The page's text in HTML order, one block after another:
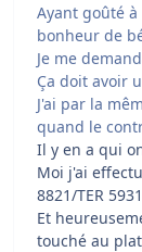
Ayant goûté
bonheur de
Je me
Ça doit avoir
J'ai par la
quand le
Il y en a qui
Moi j'ai
8821/TER
Et
touché au